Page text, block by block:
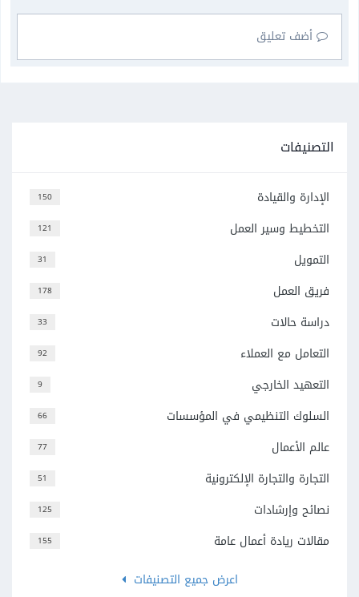
أضف تعليق
التصنيفات
150 الإدارة والقيادة
121 التخطيط وسير العمل
31 التمويل
178 فريق العمل
33 دراسة حالات
92 التعامل مع العملاء
9 التعهيد الخارجي
66 السلوك التنظيمي في المؤسسات
77 عالم الأعمال
51 التجارة والتجارة الإلكترونية
125 نصائح وإرشادات
155
مقالات ريادة أعمال عامة
اعرض جميع التصنيفات